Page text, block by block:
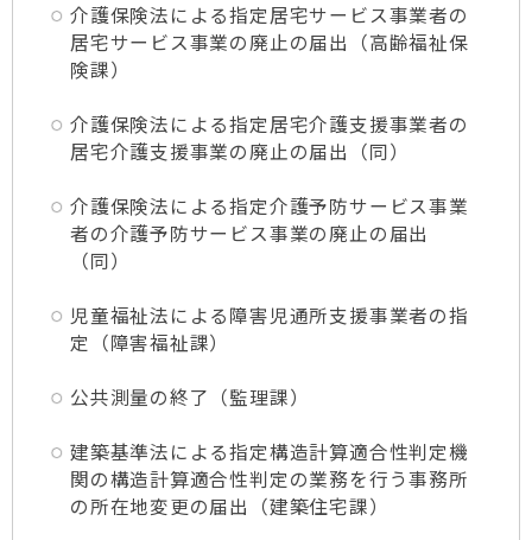
介護保険法による指定居宅サービス事業者の
居宅サービス事業の廃止の届出（高齢福祉保
険課）
介護保険法による指定居宅介護支援事業者の
居宅介護支援事業の廃止の届出（同）
介護保険法による指定介護予防サービス事業
者の介護予防サービス事業の廃止の届出
（同）
児童福祉法による障害児通所支援事業者の指
定（障害福祉課）
公共測量の終了（監理課）
建築基準法による指定構造計算適合性判定機
関の構造計算適合性判定の業務を行う事務所
の所在地変更の届出（建築住宅課）